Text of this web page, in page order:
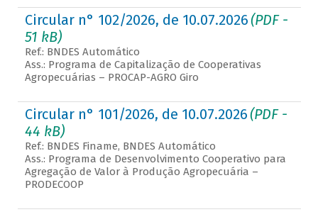
Circular n° 102/2026, de 10.07.2026(PDF -
51 kB)
Ref.: BNDES Automático
Ass.: Programa de Capitalização de Cooperativas
Agropecuárias – PROCAP-AGRO Giro
Circular n° 101/2026, de 10.07.2026(PDF -
44 kB)
Ref.: BNDES Finame, BNDES Automático
Ass.: Programa de Desenvolvimento Cooperativo para
Agregação de Valor à Produção Agropecuária –
PRODECOOP